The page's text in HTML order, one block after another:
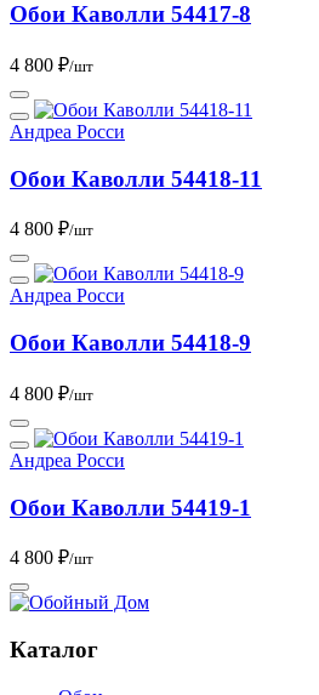
Обои Каволли 54417-8
4 800 ₽/шт
Андреа Росси
Обои Каволли 54418-11
4 800 ₽/шт
Андреа Росси
Обои Каволли 54418-9
4 800 ₽/шт
Андреа Росси
Обои Каволли 54419-1
4 800 ₽/шт
Каталог